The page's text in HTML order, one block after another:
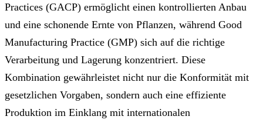
Practices (GACP) ermöglicht einen kontrollierten Anbau
und eine schonende Ernte von Pflanzen, während Good
Manufacturing Practice (GMP) sich auf die richtige
Verarbeitung und Lagerung konzentriert. Diese
Kombination gewährleistet nicht nur die Konformität mit
gesetzlichen Vorgaben, sondern auch eine effiziente
Produktion im Einklang mit internationalen